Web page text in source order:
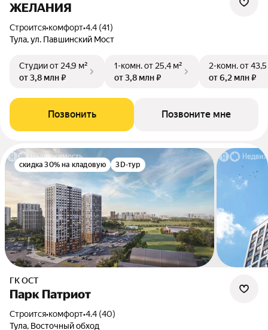
ЖЕЛАНИЯ
Строится•комфорт•4.4 (41)
Тула, ул. Павшинский Мост
Студииот 24,9 м²
от 3,8 млн ₽
1-комн.от 25,4 м²
от 3,8 млн ₽
2-комн.от
от 6,2 млн ₽
Позвонить Позвоните мне
скидка 30% на кладовую 3D-тур
ГК ОСТ
Парк Патриот
Строится•комфорт•4.4 (40)
Тула, Восточный обход